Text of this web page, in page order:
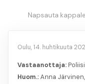
Napsauta
Oulu, 14. huhtikuuta
Vastaanottaja:
Huom.:Anna